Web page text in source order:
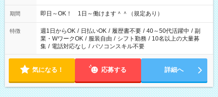
期間 即日～OK！ 1日～働けます＾＾（規定あり）
特徴 週1日からOK / 日払いOK / 履歴書不要 / 40～50代活躍中 / 副
業・WワークOK / 服装自由 / シフト勤務 / 10名以上の大量募
集 / 電話対応なし / パソコンスキル不要
気になる！ 応募する 詳細へ